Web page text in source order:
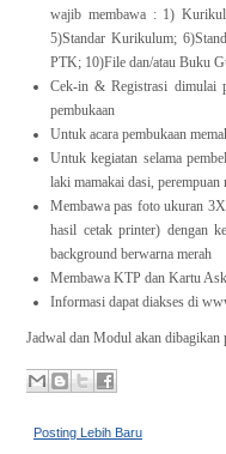
wajib membawa : 1)
5)Standar Kurikulum;
PTK; 10)File dan/atau Buku
Cek-in & Registrasi dimulai
pembukaan
Untuk acara pembukaan
Untuk kegiatan selama
laki mamakai dasi, perempuan
Membawa pas foto ukuran
hasil cetak printer) dengan
background berwarna merah
Membawa KTP dan Kartu
Informasi dapat diakses di
Jadwal dan Modul akan dibagikan
Posting Lebih Baru